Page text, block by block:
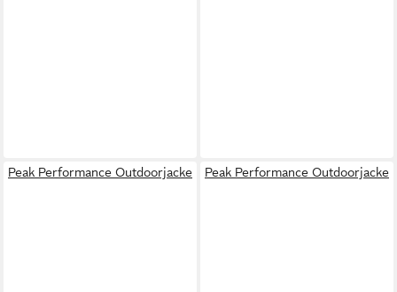
Peak Performance Outdoorjacke Peak Performance Outdoorjacke